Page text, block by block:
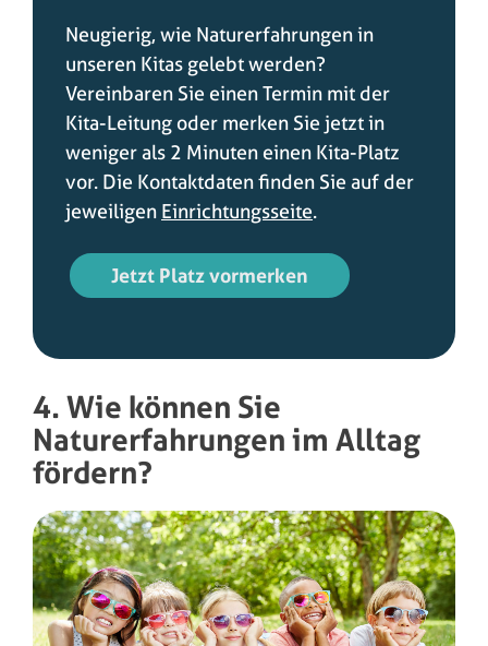
Neugierig, wie Naturerfahrungen in
unseren Kitas gelebt werden?
Vereinbaren Sie einen Termin mit der
Kita-Leitung oder merken Sie jetzt in
weniger als 2 Minuten einen Kita-Platz
vor. Die Kontaktdaten finden Sie auf der
jeweiligen Einrichtungsseite.
Jetzt Platz vormerken
4. Wie können Sie
Naturerfahrungen im Alltag
fördern?